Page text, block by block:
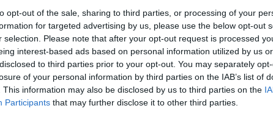
opt-out of the sale, sharing to third parties, or processing of your
for targeted advertising by us, please use the below opt-out
selection. Please note that after your opt-out request is processed
interest-based ads based on personal information utilized by us
to third parties prior to your opt-out. You may separately
of your personal information by third parties on the IAB’s list of
This information may also be disclosed by us to third parties on the
Participants that may further disclose it to other third parties.
źródłach m.in. w
krwi, należy dołożyć wszelkich starań, by
jak to tylko możliwe.
takie objawy, jak: